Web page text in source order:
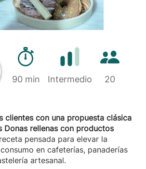
Tiempo de preparación
90 min Dificultad
Intermedio
Cantidad
20
clientes con una propuesta clásica
Donas rellenas con productos
pensada para elevar la
en cafeterías, panaderías
artesanal.